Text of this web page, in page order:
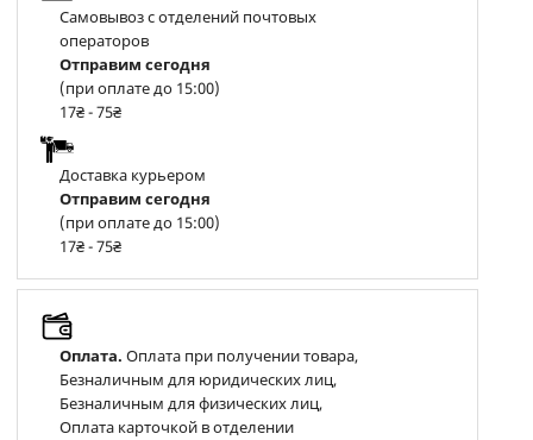
Самовывоз с отделений почтовых
операторов
Отправим сегодня
(при оплате до 15:00)
17₴ - 75₴
Доставка курьером
Отправим сегодня
(при оплате до 15:00)
17₴ - 75₴
Оплата. Оплата при получении товара,
Безналичным для юридических лиц,
Безналичным для физических лиц,
Оплата карточкой в отделении